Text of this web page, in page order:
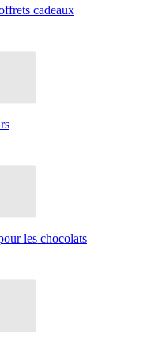
cadeaux
les chocolats